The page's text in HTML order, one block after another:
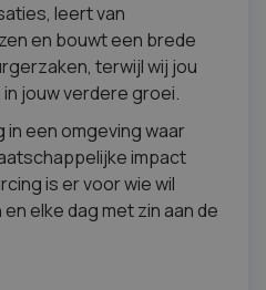
leert van
en bouwt een brede
terwijl wij jou
jouw verdere groei.
in een omgeving waar
impact
is er voor wie wil
elke dag met zin aan de